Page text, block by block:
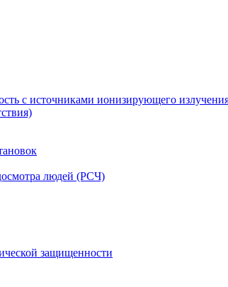
с источниками ионизирующего
людей (РСЧ)
защищенности